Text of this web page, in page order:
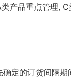
产品重点管理, C
定的订货间隔期